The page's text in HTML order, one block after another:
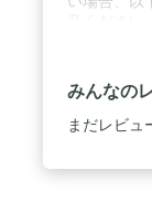
は、
必ずご確
望工事日
にてお送り
をお願いい
みんなの
まだレビュ